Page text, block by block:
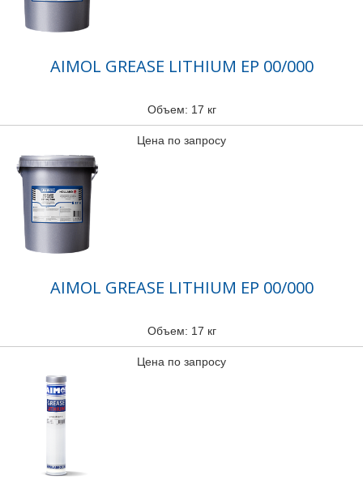
AIMOL GREASE LITHIUM EP 00/000
Объем: 17 кг
Цена по запросу
AIMOL GREASE LITHIUM EP 00/000
Объем: 17 кг
Цена по запросу